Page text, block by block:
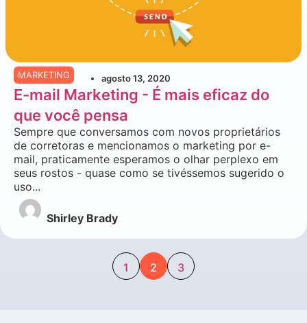
MARKETING agosto 13, 2020
E-mail Marketing - É mais eficaz do
que você pensa
Sempre que conversamos com novos proprietários
de corretoras e mencionamos o marketing por e-
mail, praticamente esperamos o olhar perplexo em
seus rostos - quase como se tivéssemos sugerido o
uso...
Shirley Brady
1 2 3